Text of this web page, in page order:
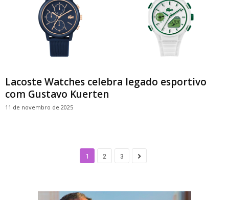
Lacoste Watches celebra legado esportivo
com Gustavo Kuerten
11 de novembro de 2025
1 2 3